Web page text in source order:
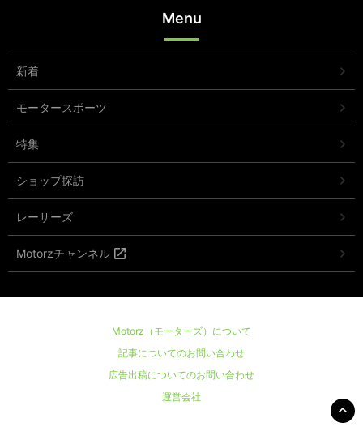
Menu
新着
モータースポーツ
特集
ショップ探訪
レーサーズ
Motorzチャンネル
Motorz（モーターズ）について
記事についてのお問い合わせ
広告出稿についてのお問い合わせ
運営会社